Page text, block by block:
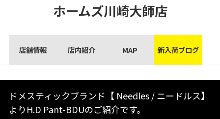
ホームズ川崎大師店
店舗情報 店内紹介 MAP 新入荷ブログ
ドメスティックブランド【 Needles / ニードルス】
よりH.D Pant-BDUのご紹介です。